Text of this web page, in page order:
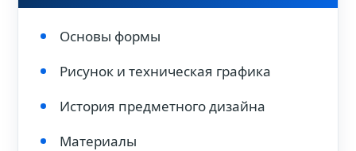
Основы формы
Рисунок и техническая графика
История предметного дизайна
Материалы